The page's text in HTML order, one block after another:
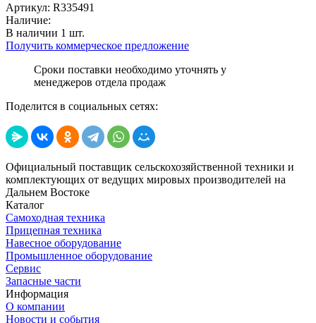
Артикул: R335491
Наличие:
В наличии 1 шт.
Получить коммерческое предложение
Сроки поставки необходимо уточнять у
менеджеров отдела продаж
Поделится в социальных сетях:
Официальный поставщик сельскохозяйственной техники и
комплектующих от ведущих мировых производителей на
Дальнем Востоке
Каталог
Самоходная техника
Прицепная техника
Навесное оборудование
Промышленное оборудование
Сервис
Запасные части
Информация
О компании
Новости и события